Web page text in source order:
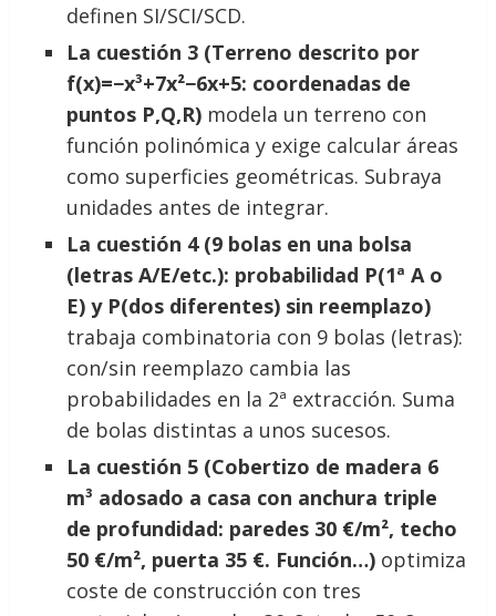
definen SI/SCI/SCD.
La cuestión 3 (Terreno descrito por
f(x)=−x³+7x²−6x+5: coordenadas de
puntos P,Q,R) modela un terreno con
función polinómica y exige calcular áreas
como superficies geométricas. Subraya
unidades antes de integrar.
La cuestión 4 (9 bolas en una bolsa
(letras A/E/etc.): probabilidad P(1ª A o
E) y P(dos diferentes) sin reemplazo)
trabaja combinatoria con 9 bolas (letras):
con/sin reemplazo cambia las
probabilidades en la 2ª extracción. Suma
de bolas distintas a unos sucesos.
La cuestión 5 (Cobertizo de madera 6
m³ adosado a casa con anchura triple
de profundidad: paredes 30 €/m², techo
50 €/m², puerta 35 €. Función…) optimiza
coste de construcción con tres